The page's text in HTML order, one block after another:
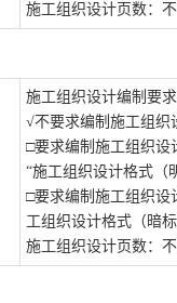
施工组织设计页数：
施工组织设计编制要求
√不要求编制施工组织
□要求编制施工组织设
“施工组织设计格式 （
□要求编制施工组织设
工组织设计格式 （暗
施工组织设计页数：